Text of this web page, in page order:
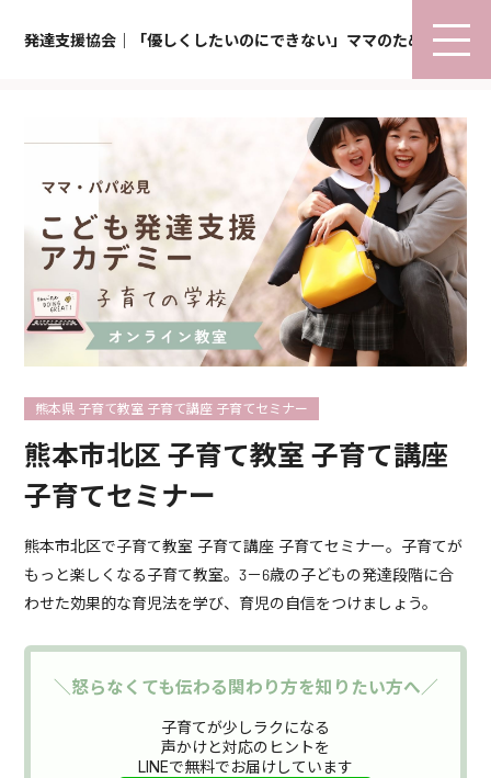
発達支援協会｜「優しくしたいのにできない」ママのための子育て
熊本市北区 子育て教室 子育て講座
子育てセミナー
熊本市北区で子育て教室 子育て講座 子育てセミナー。子育てが
もっと楽しくなる子育て教室。3－6歳の子どもの発達段階に合
わせた効果的な育児法を学び、育児の自信をつけましょう。
熊本県 子育て教室 子育て講座 子育てセミナー
＼怒らなくても伝わる関わり方を知りたい方へ／
子育てが少しラクになる
声かけと対応のヒントを
LINEで無料でお届けしています